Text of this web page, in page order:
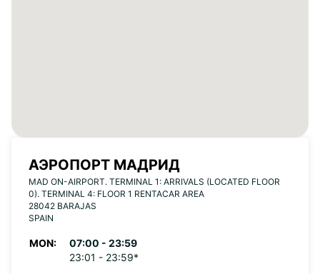
АЭРОПОРТ МАДРИД
MAD ON-AIRPORT. TERMINAL 1: ARRIVALS (LOCATED FLOOR
0). TERMINAL 4: FLOOR 1 RENTACAR AREA
28042 BARAJAS
SPAIN
MON:
07:00 - 23:59
23:01 - 23:59*